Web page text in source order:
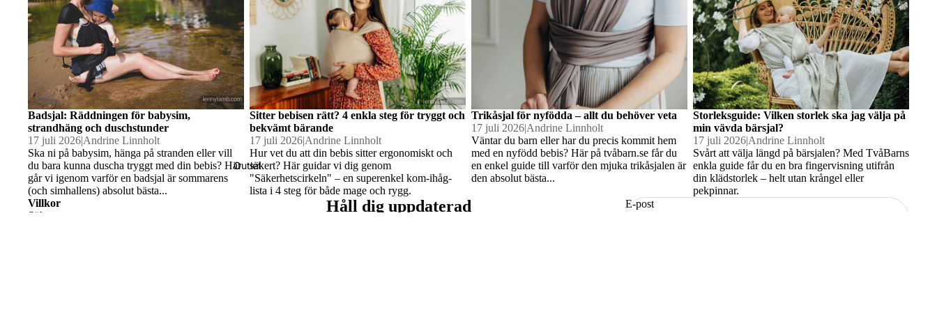
Bambu
filtar
Hållbar
hygien
Väskor &
Midjeväskor
Outlet
Badsjal: Räddningen för babysim,
strandhäng och duschstunder
17 juli 2026|Andrine Linnholt
Ska ni på babysim, hänga på stranden eller vill
du bara kunna duscha tryggt med din bebis? Här
går vi igenom varför en badsjal är sommarens
(och simhallens) absolut bästa...
Sitter bebisen rätt? 4 enkla steg för tryggt och
bekvämt bärande
17 juli 2026|Andrine Linnholt
Hur vet du att din bebis sitter ergonomiskt och
säkert? Här guidar vi dig genom
"Säkerhetscirkeln" – en superenkel kom-ihåg-
lista i 4 steg för både mage och rygg.
Trikåsjal för nyfödda – allt du behöver veta
17 juli 2026|Andrine Linnholt
Väntar du barn eller har du precis kommit hem
med en nyfödd bebis? Här på tvåbarn.se får du
en enkel guide till varför den mjuka trikåsjalen är
den absolut bästa...
Storleksguide: Vilken storlek ska jag välja på
min vävda bärsjal?
17 juli 2026|Andrine Linnholt
Svårt att välja längd på bärsjalen? Med TvåBarns
enkla guide får du en bra fingervisning utifrån
din klädstorlek – helt utan krångel eller
pekpinnar.
Villkor
Sök
Håll dig uppdaterad E-post